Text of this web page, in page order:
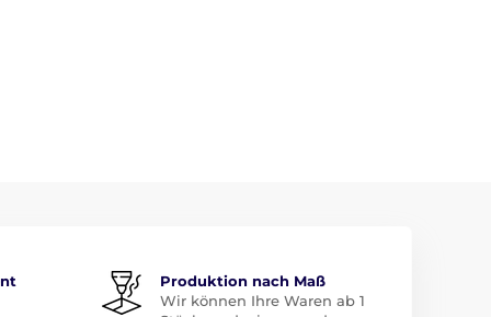
Produktion nach Maß
Wir können Ihre Waren ab 1